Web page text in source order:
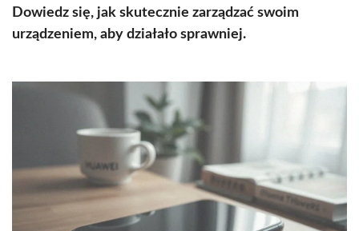
Dowiedz się, jak skutecznie zarządzać swoim
urządzeniem, aby działało sprawniej.